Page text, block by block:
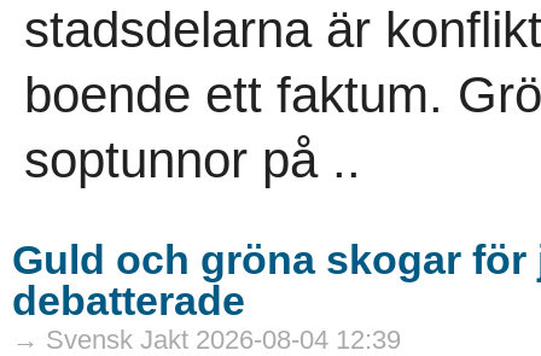
stadsdelarna är
boende ett faktum.
soptunnor på ..
Guld och gröna skogar
debatterade
→ Svensk Jakt 2026-08-04 12:39